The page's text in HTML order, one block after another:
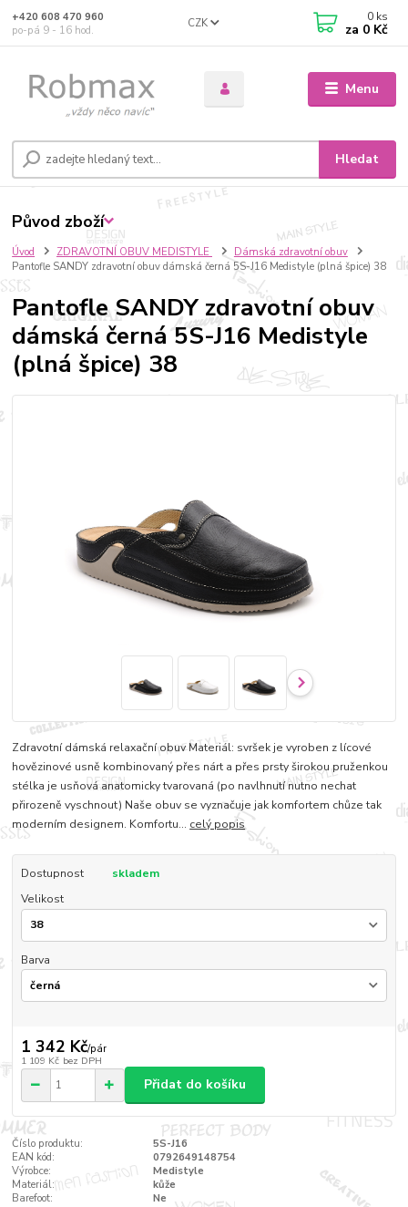
Menu
CZK
Hledat
+420 608 470 960
po-pá 9 - 16 hod.
0 ks
za 0 Kč
Úvod ZDRAVOTNÍ OBUV MEDISTYLE
Dámská zdravotní obuv
Pantofle SANDY zdravotní obuv dámská černá 5S-J16 Medistyle (plná špice) 38
Pantofle SANDY zdravotní obuv
dámská černá 5S-J16 Medistyle
(plná špice) 38
Zdravotní dámská relaxační obuv Materiál: svršek je vyroben z lícové
hovězinové usně kombinovaný přes nárt a přes prsty širokou pruženkou
stélka je usňová anatomicky tvarovaná (po navlhnutí nutno nechat
přirozeně vyschnout) Naše obuv se vyznačuje jak komfortem chůze tak
moderním designem. Komfortu... celý popis
Dostupnost
skladem
Velikost
Barva
1 342 Kč/pár
1 109 Kč bez DPH
Přidat do košíku
Číslo produktu:
5S-J16
EAN kód:
0792649148754
Výrobce:
Medistyle
Materiál:
kůže
Barefoot:
Ne
Původ zboží